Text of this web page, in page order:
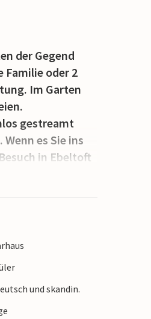
der Gegend
Familie oder 2
Im Garten
gestreamt
es Sie ins
in Ebeltoft
und skandin.